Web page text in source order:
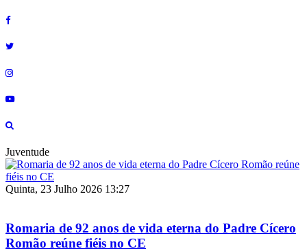
Juventude
Quinta, 23 Julho 2026 13:27
Romaria de 92 anos de vida eterna do Padre Cícero
Romão reúne fiéis no CE